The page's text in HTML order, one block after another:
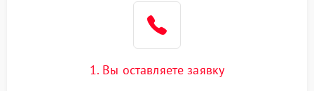
1. Вы оставляете заявку